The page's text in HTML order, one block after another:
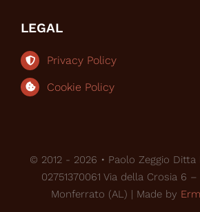
LEGAL
Privacy Policy
Cookie Policy
© 2012 - 2026 • Paolo Zeggio Ditta
02751370061 Via della Crosia 6
Monferrato (AL) | Made by